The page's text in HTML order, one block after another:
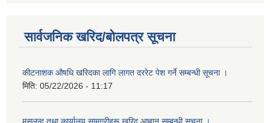
सार्वजनिक खरिद/बोलपत्र सूचना
कीटनाशक औषधि खरिदका लागि लागत दररेट पेश गर्ने सम्बन्धी सूचना ।
मिति: 05/22/2026 - 11:17